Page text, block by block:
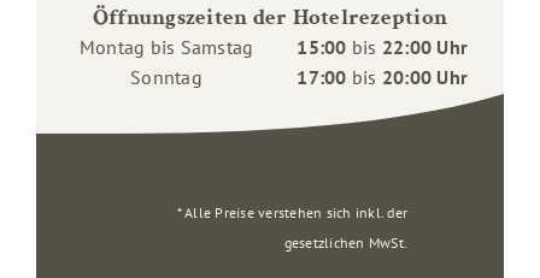
Öffnungszeiten der Hotelrezeption
Montag bis Samstag 15:00 bis 22:00 Uhr
Sonntag
17:00 bis 20:00 Uhr
* Alle Preise verstehen sich inkl. der
gesetzlichen MwSt.